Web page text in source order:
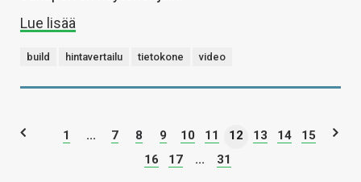
Lue lisää
build hintavertailu tietokone video
1 ... 7 8 9 10 11 12 13 14
15
16
17 ... 31